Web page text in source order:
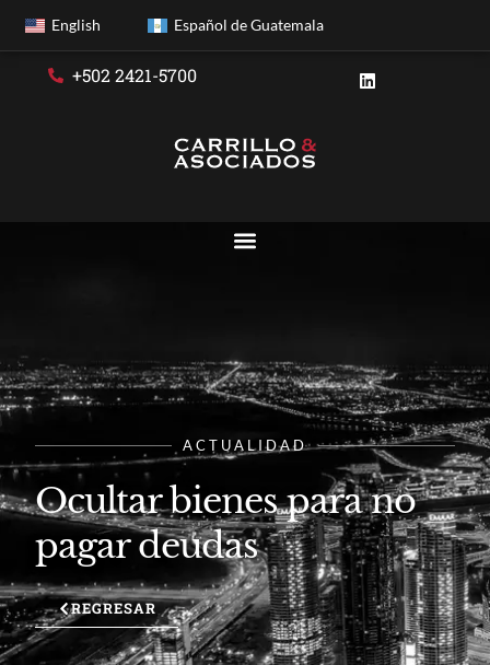
English Español de Guatemala
+502 2421-5700
ACTUALIDAD
Ocultar bienes para no
pagar deudas
REGRESAR